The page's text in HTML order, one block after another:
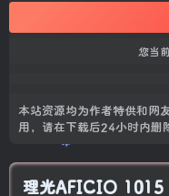
您当
本站资源均为作者特供和网
用，请在下载后24小时内删
理光AFICIO 1015